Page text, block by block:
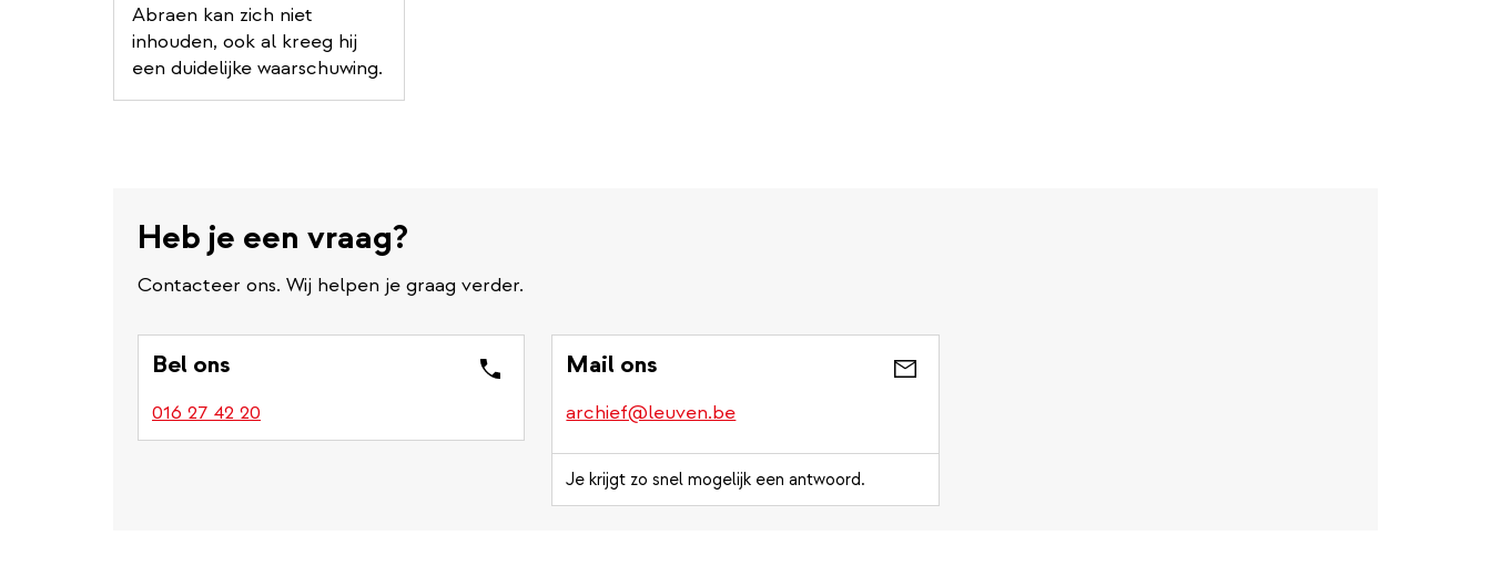
Abraen kan zich niet
inhouden, ook al kreeg hij
een duidelijke waarschuwing.
Heb je een vraag?
Contacteer ons. Wij helpen je graag verder.
Bel ons
016 27 42 20
Mail ons
archief@leuven.be
Je krijgt zo snel mogelijk een antwoord.